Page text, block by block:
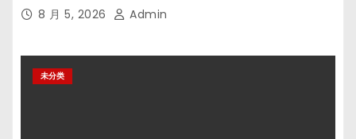
8 月 5, 2026 Admin
未分类